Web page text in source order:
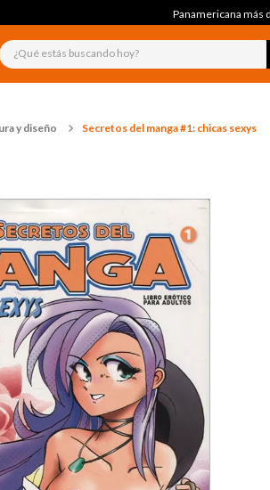
Panamericana más
¿Qué estás buscando hoy?
y diseño Secretos del manga #1: chicas sexys